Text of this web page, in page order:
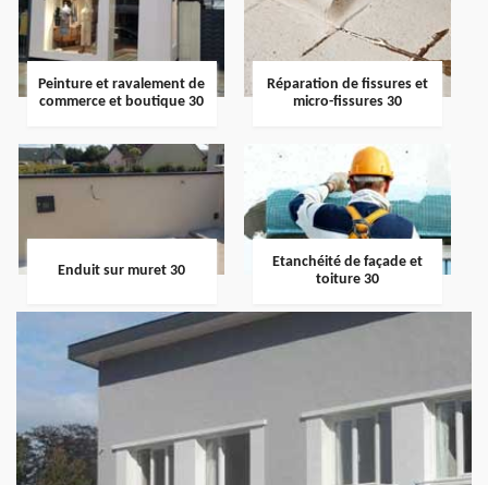
Peinture et ravalement de
commerce et boutique 30
Réparation de fissures et
micro-fissures 30
Enduit sur muret 30
Etanchéité de façade et
toiture 30